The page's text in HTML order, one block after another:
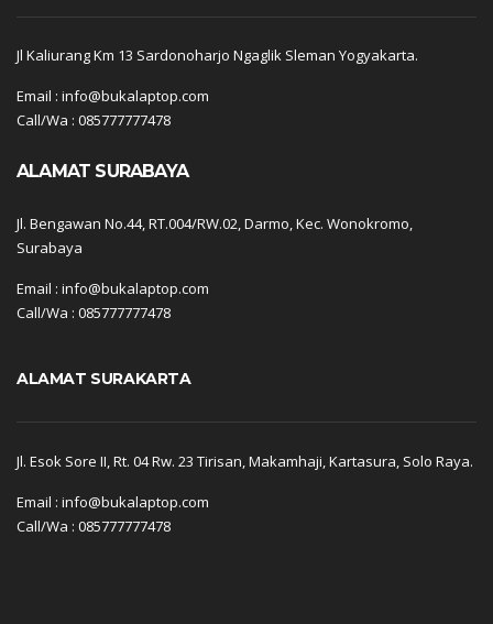
Jl Kaliurang Km 13 Sardonoharjo Ngaglik Sleman Yogyakarta.
Email : info@bukalaptop.com
Call/Wa : 085777777478
ALAMAT SURABAYA
Jl. Bengawan No.44, RT.004/RW.02, Darmo, Kec. Wonokromo,
Surabaya
Email : info@bukalaptop.com
Call/Wa : 085777777478
ALAMAT SURAKARTA
Jl. Esok Sore II, Rt. 04 Rw. 23 Tirisan, Makamhaji, Kartasura, Solo Raya.
Email : info@bukalaptop.com
Call/Wa : 085777777478